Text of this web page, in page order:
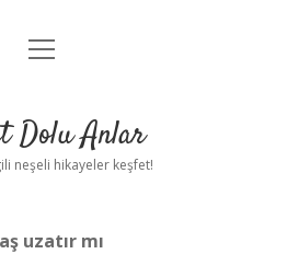
Anasayfa
Uyarı
menüyü
Dolu Anlar
neşeli hikayeler keşfet!
uzatır mı